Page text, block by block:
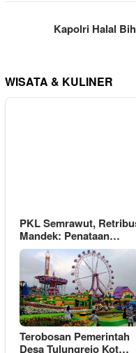
Kapolri Halal
WISATA & KULINER
PKL Semrawut,
Mandek: Penataan…
Terobosan Pemerintah
Desa Tulungrejo Kot…